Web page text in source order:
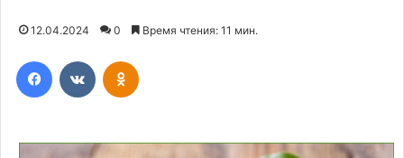
12.04.2024 0 Время чтения: 11 мин.